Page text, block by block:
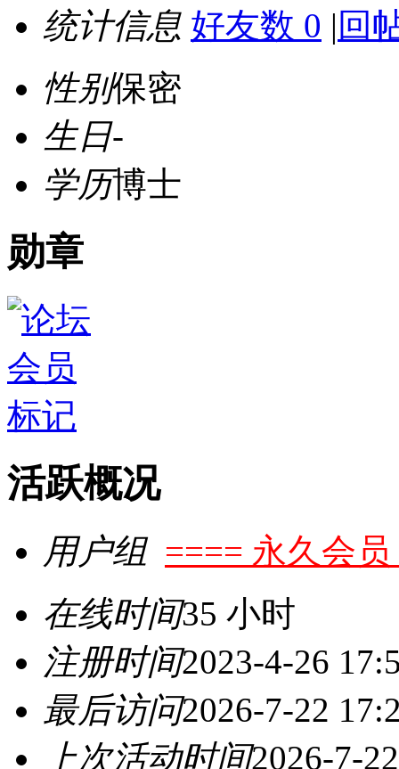
统计信息 好友数 0 | 回
性别保密
生日-
学历博士
勋章
活跃概况
用户组 ==== 永久会员
在线时间35 小时
注册时间2023-4-26
最后访问2026-7-22
上次活动时间2026-7-